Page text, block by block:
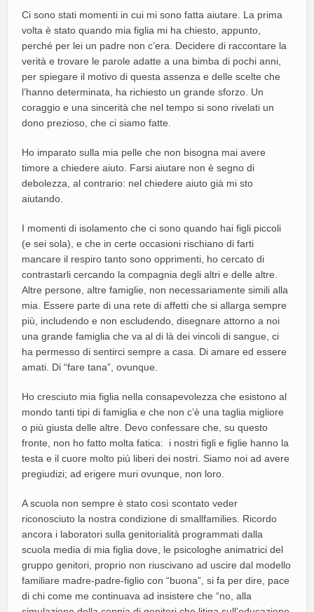
Ci sono stati momenti in cui mi sono fatta aiutare. La prima
volta è stato quando mia figlia mi ha chiesto, appunto,
perché per lei un padre non c’era. Decidere di raccontare la
verità e trovare le parole adatte a una bimba di pochi anni,
per spiegare il motivo di questa assenza e delle scelte che
l’hanno determinata, ha richiesto un grande sforzo. Un
coraggio e una sincerità che nel tempo si sono rivelati un
dono prezioso, che ci siamo fatte.
Ho imparato sulla mia pelle che non bisogna mai avere
timore a chiedere aiuto. Farsi aiutare non è segno di
debolezza, al contrario: nel chiedere aiuto già mi sto
aiutando.
I momenti di isolamento che ci sono quando hai figli piccoli
(e sei sola), e che in certe occasioni rischiano di farti
mancare il respiro tanto sono opprimenti, ho cercato di
contrastarli cercando la compagnia degli altri e delle altre.
Altre persone, altre famiglie, non necessariamente simili alla
mia. Essere parte di una rete di affetti che si allarga sempre
più, includendo e non escludendo, disegnare attorno a noi
una grande famiglia che va al di là dei vincoli di sangue, ci
ha permesso di sentirci sempre a casa. Di amare ed essere
amati. Di “fare tana”, ovunque.
Ho cresciuto mia figlia nella consapevolezza che esistono al
mondo tanti tipi di famiglia e che non c’è una taglia migliore
o più giusta delle altre. Devo confessare che, su questo
fronte, non ho fatto molta fatica: i nostri figli e figlie hanno la
testa e il cuore molto più liberi dei nostri. Siamo noi ad avere
pregiudizi; ad erigere muri ovunque, non loro.
A scuola non sempre è stato così scontato veder
riconosciuto la nostra condizione di smallfamilies. Ricordo
ancora i laboratori sulla genitorialità programmati dalla
scuola media di mia figlia dove, le psicologhe animatrici del
gruppo genitori, proprio non riuscivano ad uscire dal modello
familiare madre-padre-figlio con “buona”, si fa per dire, pace
di chi come me continuava ad insistere che “no, alla